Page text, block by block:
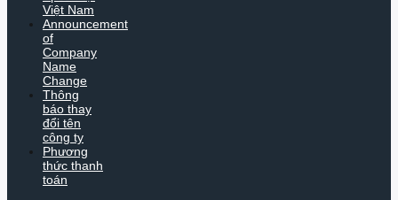
Việt Nam
Announcement
of
Company
Name
Change
Thông
báo thay
đổi tên
công ty
Phương
thức thanh
toán